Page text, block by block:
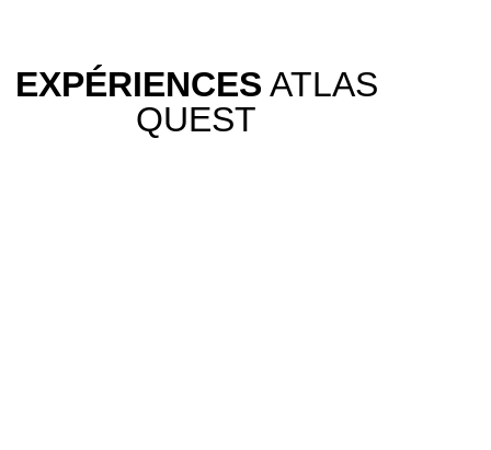
EXPÉRIENCES ATLAS
QUEST